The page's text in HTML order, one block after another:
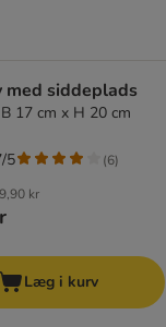
med siddeplads
17 cm x H 20 cm
kr
5 (6)
Læg i kurv